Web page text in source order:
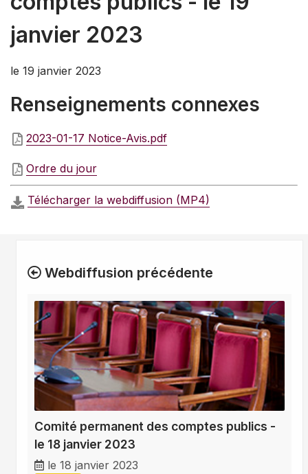
janvier 2023
le 19 janvier 2023
Renseignements connexes
2023-01-17 Notice-Avis.pdf
Ordre du jour
Télécharger la webdiffusion (MP4)
Webdiffusion précédente
Comité permanent des comptes publics -
le 18 janvier 2023
le 18 janvier 2023